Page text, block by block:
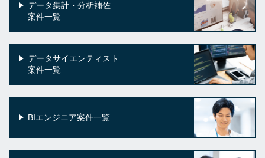
データ集計・分析補佐
案件一覧
データサイエンティスト
案件一覧
BIエンジニア案件一覧